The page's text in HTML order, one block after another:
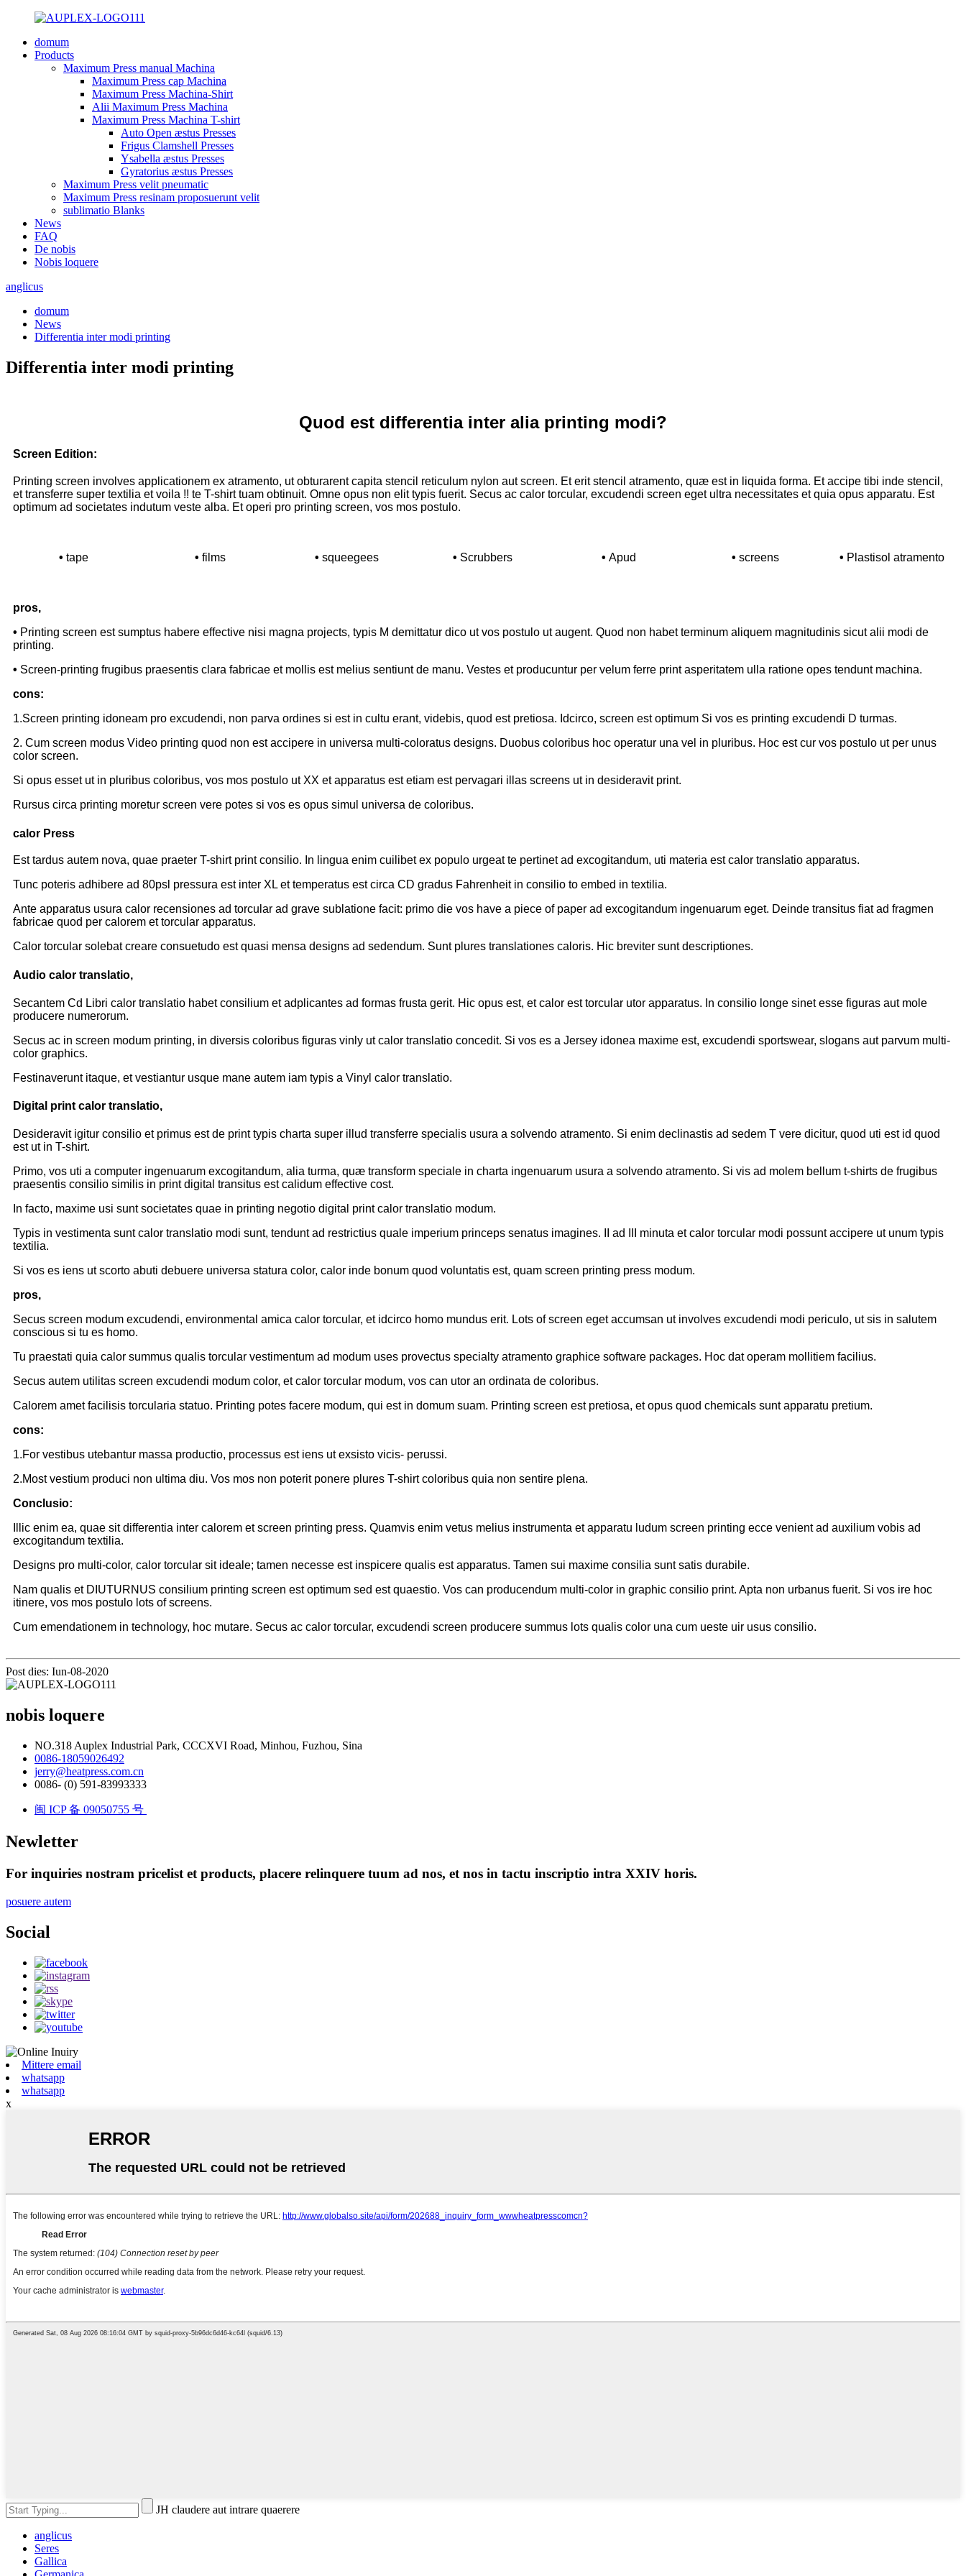
domum
Products
Maximum Press manual Machina
Maximum Press cap Machina
Maximum Press Machina-Shirt
Alii Maximum Press Machina
Maximum Press Machina T-shirt
Auto Open æstus Presses
Frigus Clamshell Presses
Ysabella æstus Presses
Gyratorius æstus Presses
Maximum Press velit pneumatic
Maximum Press resinam proposuerunt velit
sublimatio Blanks
News
FAQ
De nobis
Nobis loquere
anglicus
domum
News
Differentia inter modi printing
Differentia inter modi printing
Quod est differentia inter alia printing modi?
Screen Edition:
Printing screen involves applicationem ex atramento, ut obturarent capita stencil reticulum nylon aut screen. Et erit stencil atramento, quæ est in liquida forma. Et accipe tibi inde stencil,
et transferre super textilia et voila !! te T-shirt tuam obtinuit. Omne opus non elit typis fuerit. Secus ac calor torcular, excudendi screen eget ultra necessitates et quia opus apparatu. Est
optimum ad societates indutum veste alba. Et operi pro printing screen, vos mos postulo.
•tape • films • squeegees • Scrubbers •Apud • screens • Plastisol atramento
pros,
• Printing screen est sumptus habere effective nisi magna projects, typis M demittatur dico ut vos postulo ut augent. Quod non habet terminum aliquem magnitudinis sicut alii modi de
printing.
• Screen-printing frugibus praesentis clara fabricae et mollis est melius sentiunt de manu. Vestes et producuntur per velum ferre print asperitatem ulla ratione opes tendunt machina.
cons:
1.Screen printing idoneam pro excudendi, non parva ordines si est in cultu erant, videbis, quod est pretiosa. Idcirco, screen est optimum Si vos es printing excudendi D turmas.
2. Cum screen modus Video printing quod non est accipere in universa multi-coloratus designs. Duobus coloribus hoc operatur una vel in pluribus. Hoc est cur vos postulo ut per unus
color screen.
Si opus esset ut in pluribus coloribus, vos mos postulo ut XX et apparatus est etiam est pervagari illas screens ut in desideravit print.
Rursus circa printing moretur screen vere potes si vos es opus simul universa de coloribus.
calor Press
Est tardus autem nova, quae praeter T-shirt print consilio. In lingua enim cuilibet ex populo urgeat te pertinet ad excogitandum, uti materia est calor translatio apparatus.
Tunc poteris adhibere ad 80psl pressura est inter XL et temperatus est circa CD gradus Fahrenheit in consilio to embed in textilia.
Ante apparatus usura calor recensiones ad torcular ad grave sublatione facit: primo die vos have a piece of paper ad excogitandum ingenuarum eget. Deinde transitus fiat ad fragmen
fabricae quod per calorem et torcular apparatus.
Calor torcular solebat creare consuetudo est quasi mensa designs ad sedendum. Sunt plures translationes caloris. Hic breviter sunt descriptiones.
Audio calor translatio,
Secantem Cd Libri calor translatio habet consilium et adplicantes ad formas frusta gerit. Hic opus est, et calor est torcular utor apparatus. In consilio longe sinet esse figuras aut mole
producere numerorum.
Secus ac in screen modum printing, in diversis coloribus figuras vinly ut calor translatio concedit. Si vos es a Jersey idonea maxime est, excudendi sportswear, slogans aut parvum multi-
color graphics.
Festinaverunt itaque, et vestiantur usque mane autem iam typis a Vinyl calor translatio.
Digital print calor translatio,
Desideravit igitur consilio et primus est de print typis charta super illud transferre specialis usura a solvendo atramento. Si enim declinastis ad sedem T vere dicitur, quod uti est id quod
est ut in T-shirt.
Primo, vos uti a computer ingenuarum excogitandum, alia turma, quæ transform speciale in charta ingenuarum usura a solvendo atramento. Si vis ad molem bellum t-shirts de frugibus
praesentis consilio similis in print digital transitus est calidum effective cost.
In facto, maxime usi sunt societates quae in printing negotio digital print calor translatio modum.
Typis in vestimenta sunt calor translatio modi sunt, tendunt ad restrictius quale imperium princeps senatus imagines. II ad III minuta et calor torcular modi possunt accipere ut unum typis
textilia.
Si vos es iens ut scorto abuti debuere universa statura color, calor inde bonum quod voluntatis est, quam screen printing press modum.
pros,
Secus screen modum excudendi, environmental amica calor torcular, et idcirco homo mundus erit. Lots of screen eget accumsan ut involves excudendi modi periculo, ut sis in salutem
conscious si tu es homo.
Tu praestati quia calor summus qualis torcular vestimentum ad modum uses provectus specialty atramento graphice software packages. Hoc dat operam mollitiem facilius.
Secus autem utilitas screen excudendi modum color, et calor torcular modum, vos can utor an ordinata de coloribus.
Calorem amet facilisis torcularia statuo. Printing potes facere modum, qui est in domum suam. Printing screen est pretiosa, et opus quod chemicals sunt apparatu pretium.
cons:
1.For vestibus utebantur massa productio, processus est iens ut exsisto vicis- perussi.
2.Most vestium produci non ultima diu. Vos mos non poterit ponere plures T-shirt coloribus quia non sentire plena.
Conclusio:
Illic enim ea, quae sit differentia inter calorem et screen printing press. Quamvis enim vetus melius instrumenta et apparatu ludum screen printing ecce venient ad auxilium vobis ad
excogitandum textilia.
Designs pro multi-color, calor torcular sit ideale; tamen necesse est inspicere qualis est apparatus. Tamen sui maxime consilia sunt satis durabile.
Nam qualis et DIUTURNUS consilium printing screen est optimum sed est quaestio. Vos can producendum multi-color in graphic consilio print. Apta non urbanus fuerit. Si vos ire hoc
itinere, vos mos postulo lots of screens.
Cum emendationem in technology, hoc mutare. Secus ac calor torcular, excudendi screen producere summus lots qualis color una cum ueste uir usus consilio.
Post dies: Iun-08-2020
nobis loquere
NO.318 Auplex Industrial Park, CCCXVI Road, Minhou, Fuzhou, Sina
0086-18059026492
jerry@heatpress.com.cn
0086- (0) 591-83993333
闽 ICP 备 09050755 号
Newletter
For inquiries nostram pricelist et products, placere relinquere tuum ad nos, et nos in tactu inscriptio intra XXIV horis.
posuere autem
Social
Mittere email
whatsapp
whatsapp
x
JH claudere aut intrare quaerere
anglicus
Seres
Gallica